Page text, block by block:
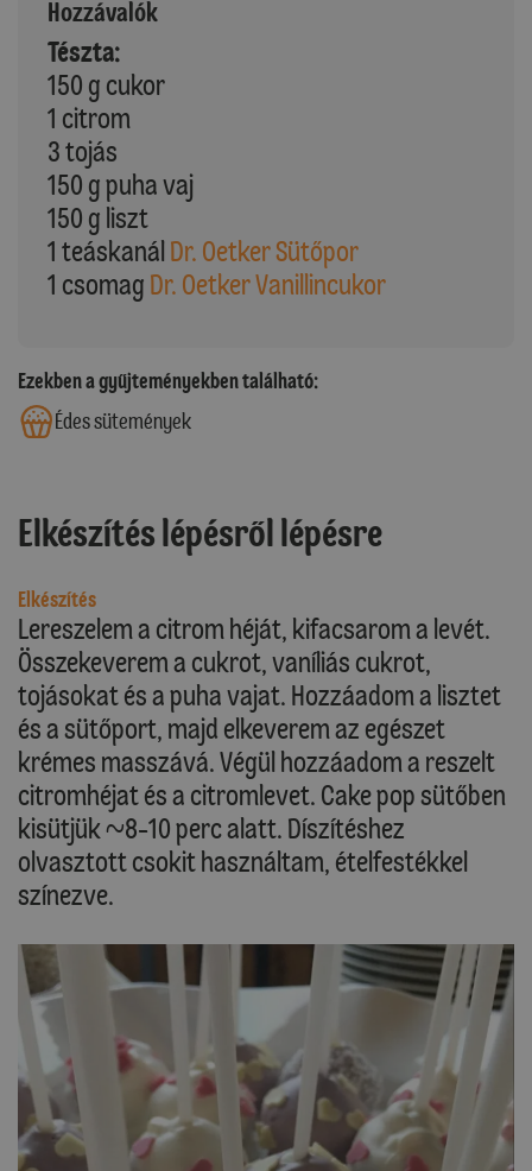
Hozzávalók
Tészta:
150 g cukor
1 citrom
3 tojás
150 g puha vaj
150 g liszt
1 teáskanálDr. Oetker Sütőpor
1 csomag Dr. Oetker Vanillincukor
Ezekben a gyűjteményekben található:
Édes sütemények
Elkészítés lépésről lépésre
Elkészítés
Lereszelem a citrom héját, kifacsarom a levét.
Összekeverem a cukrot, vaníliás cukrot,
tojásokat és a puha vajat. Hozzáadom a lisztet
és a sütőport, majd elkeverem az egészet
krémes masszává. Végül hozzáadom a reszelt
citromhéjat és a citromlevet. Cake pop sütőben
kisütjük ~8-10 perc alatt. Díszítéshez
olvasztott csokit használtam, ételfestékkel
színezve.